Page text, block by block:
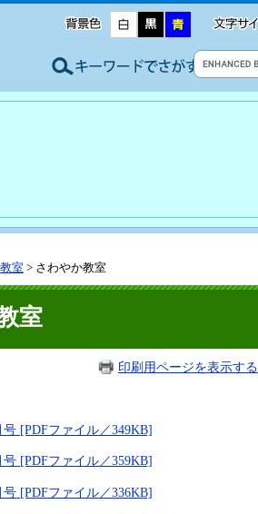
室 > さわやか教室
室
印刷用ページを表示する
[PDFファイル／349KB]
[PDFファイル／359KB]
[PDFファイル／336KB]